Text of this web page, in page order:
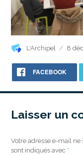
Auteur
L'Archipel 8
FACEBOOK
Laisser un
Votre adresse e-mail ne
sont indiqués avec *